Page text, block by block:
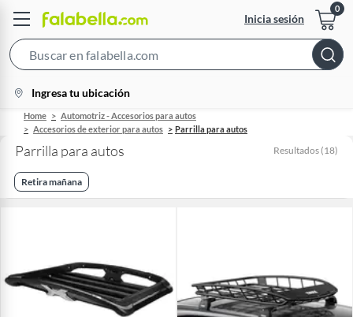
Inicia sesión
Bar
location-
icon
Ingresa tu ubicación
Home
Automotriz - Accesorios para autos
Accesorios de exterior para autos
Parrilla para autos
Parrilla para autos Resultados (18)
Retira mañana